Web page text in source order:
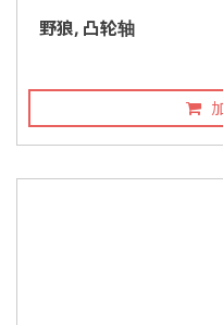
野狼, 凸轮轴